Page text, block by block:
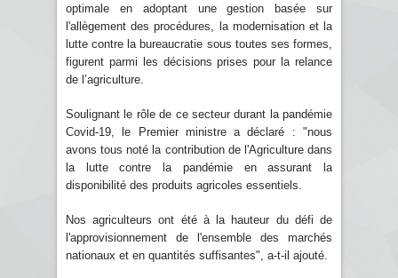
optimale en adoptant une gestion basée sur
l'allègement des procédures, la modernisation et la
lutte contre la bureaucratie sous toutes ses formes,
figurent parmi les décisions prises pour la relance
de l’agriculture.
Soulignant le rôle de ce secteur durant la pandémie
Covid-19, le Premier ministre a déclaré : "nous
avons tous noté la contribution de l'Agriculture dans
la lutte contre la pandémie en assurant la
disponibilité des produits agricoles essentiels.
Nos agriculteurs ont été à la hauteur du défi de
l'approvisionnement de l'ensemble des marchés
nationaux et en quantités suffisantes", a-t-il ajouté.